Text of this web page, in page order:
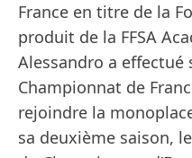
France en titre de la
produit de la FFSA
Alessandro a effectué
Championnat de
rejoindre la
sa deuxième saison,